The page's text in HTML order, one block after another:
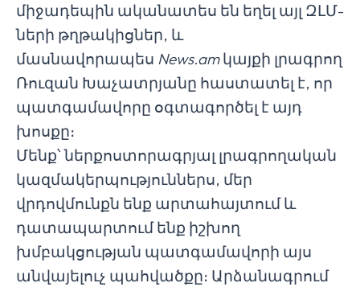
միջադեպին ականատես են եղել այլ ԶԼՄ-
ների թղթակիցներ, և
մասնավորապես News.amկայքի լրագրող
Ռուզան Խաչատրյանը հաստատել է, որ
պատգամավորը օգտագործել է այդ
խոսքը։
Մենք՝ ներքոստորագրյալ լրագրողական
կազմակերպություններս, մեր
վրդովմունքն ենք արտահայտում և
դատապարտում ենք իշխող
խմբակցության պատգամավորի այս
անվայելուչ պահվածքը։ Արձանագրում